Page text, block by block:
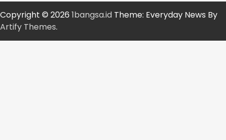
Copyright © 2026 1bangsa.id Theme: Everyday News By
Artify Themes.